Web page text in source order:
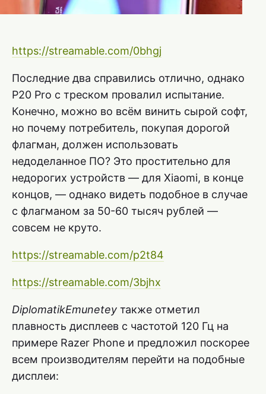
https://streamable.com/0bhgj
Последние два справились отлично, однако
P20 Pro с треском провалил испытание.
Конечно, можно во всём винить сырой софт,
но почему потребитель, покупая дорогой
флагман, должен использовать
недоделанное ПО? Это простительно для
недорогих устройств — для Xiaomi, в конце
концов, — однако видеть подобное в случае
с флагманом за 50-60 тысяч рублей —
совсем не круто.
https://streamable.com/p2t84
https://streamable.com/3bjhx
DiplomatikEmunetey также отметил
плавность дисплеев с частотой 120 Гц на
примере Razer Phone и предложил поскорее
всем производителям перейти на подобные
дисплеи: